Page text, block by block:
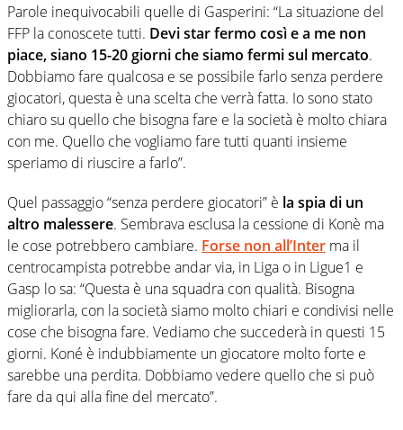
Parole inequivocabili quelle di Gasperini: “La situazione del
FFP la conoscete tutti. Devi star fermo così e a me non
piace, siano 15-20 giorni che siamo fermi sul mercato.
Dobbiamo fare qualcosa e se possibile farlo senza perdere
giocatori, questa è una scelta che verrà fatta. Io sono stato
chiaro su quello che bisogna fare e la società è molto chiara
con me. Quello che vogliamo fare tutti quanti insieme
speriamo di riuscire a farlo”.
Quel passaggio “senza perdere giocatori” è la spia di un
altro malessere. Sembrava esclusa la cessione di Konè ma
le cose potrebbero cambiare. Forse non all’Inter ma il
centrocampista potrebbe andar via, in Liga o in Ligue1 e
Gasp lo sa: “Questa è una squadra con qualità. Bisogna
migliorarla, con la società siamo molto chiari e condivisi nelle
cose che bisogna fare. Vediamo che succederà in questi 15
giorni. Koné è indubbiamente un giocatore molto forte e
sarebbe una perdita. Dobbiamo vedere quello che si può
fare da qui alla fine del mercato”.